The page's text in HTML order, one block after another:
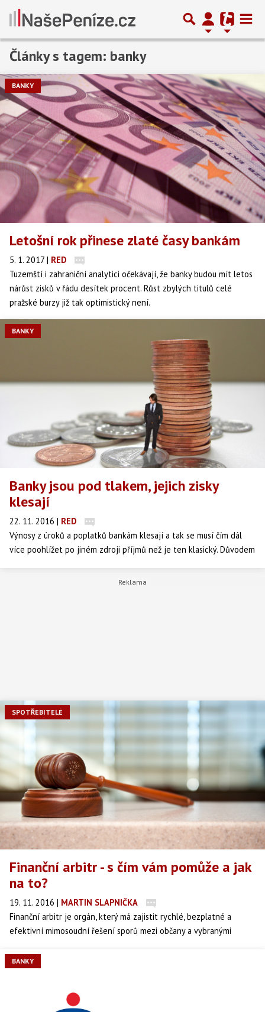
Články s tagem: banky
BANKY
Letošní rok přinese zlaté časy bankám
5. 1. 2017 | RED
Tuzemští i zahraniční analytici očekávají, že banky budou mít letos
nárůst zisků v řádu desítek procent. Růst zbylých titulů celé
pražské burzy již tak optimistický není.
BANKY
Banky jsou pod tlakem, jejich zisky
klesají
22. 11. 2016 | RED
Výnosy z úroků a poplatků bankám klesají a tak se musí čím dál
více poohlížet po jiném zdroji příjmů než je ten klasický. Důvodem
SPOTŘEBITELÉ
Finanční arbitr - s čím vám pomůže a jak
na to?
19. 11. 2016 | MARTIN SLAPNIČKA
Finanční arbitr je orgán, který má zajistit rychlé, bezplatné a
efektivní mimosoudní řešení sporů mezi občany a vybranými
řízení zúčastnit. Rozhodnutí finančního arbitra je závazné.
BANKY
Předchozí 1 … 3 4 5 6 7 … 25 Další